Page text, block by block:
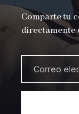
Comparte tu
directamente